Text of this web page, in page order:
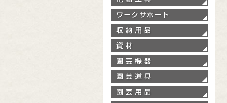
ワー